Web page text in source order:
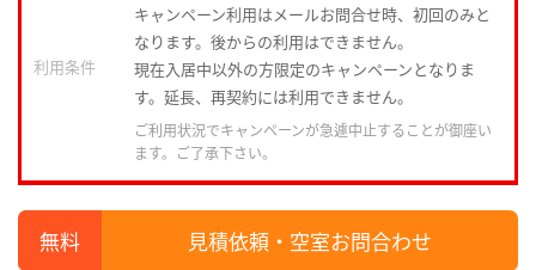
キャンペーン利用はメールお問合せ時、初回のみと
なります。後からの利用はできません。
利用条件
現在入居中以外の方限定のキャンペーンとなりま
す。延長、再契約には利用できません。
ご利用状況でキャンペーンが急遽中止することが御座い
ます。ご了承下さい。
見積依頼・空室お問合わせ